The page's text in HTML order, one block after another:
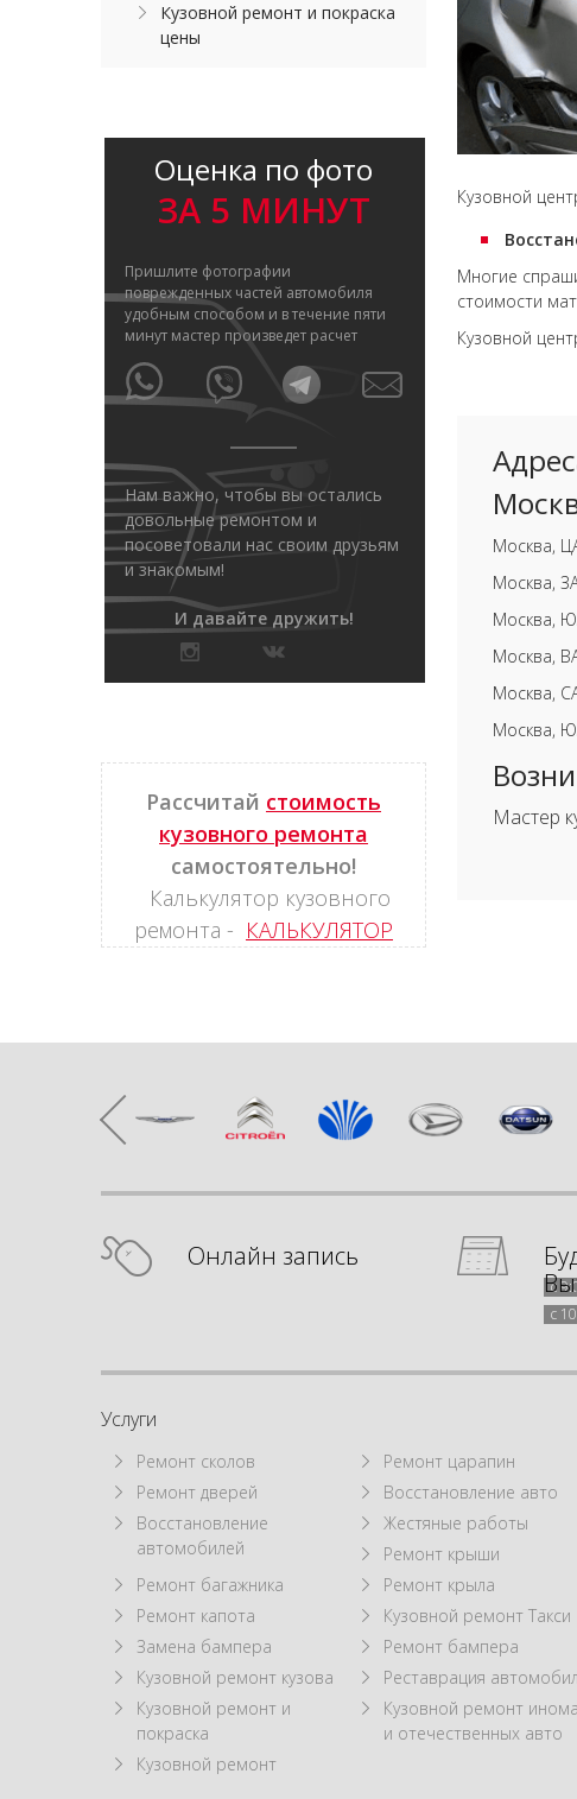
Кузовной
Многие
стоимости
Кузовной
Москва,
Москва,
Москва,
Москва,
Москва,
Москва,
Мастер
Кузовной ремонт и покраска
цены
Оценка по фото
ЗА 5 МИНУТ
Пришлите фотографии
поврежденных частей автомобиля
удобным способом и в течение пяти
минут мастер произведет расчет
Нам важно, чтобы вы остались
довольные ремонтом и
посоветовали нас своим друзьям
и знакомым!
И давайте дружить!
Рассчитай стоимость
кузовного ремонта
самостоятельно!
Калькулятор кузовного
ремонта - КАЛЬКУЛЯТОР
Онлайн запись
с
с
Услуги
Ремонт сколов
Ремонт царапин
Ремонт дверей
Восстановление авто
Восстановление
автомобилей
Жестяные работы
Ремонт крыши
Ремонт багажника
Ремонт крыла
Ремонт капота
Кузовной ремонт Такси
Замена бампера
Ремонт бампера
Кузовной ремонт кузова
Реставрация
Кузовной ремонт и
покраска
Кузовной ремонт
и отечественных авто
Кузовной ремонт